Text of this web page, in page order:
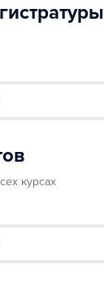
курсах